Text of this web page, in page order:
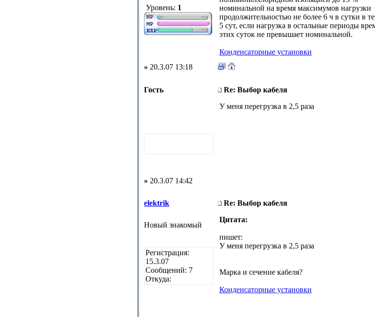
Уровень: 1
номинальной на время максимумов нагрузки
продолжительностью не более 6 ч в сутки в
5 сут, если нагрузка в остальные периоды
этих суток не превышает номинальной.
Конденсаторные установки
» 20.3.07 13:18
Гость
Re: Выбор кабеля
У меня перегрузка в 2,5 раза
» 20.3.07 14:42
elektrik Re: Выбор кабеля
Новый знакомый
Регистрация:
15.3.07
Сообщений: 7
Откуда:
Цитата:
пишет:
У меня перегрузка в 2,5 раза
Марка и сечение кабеля?
Конденсаторные установки